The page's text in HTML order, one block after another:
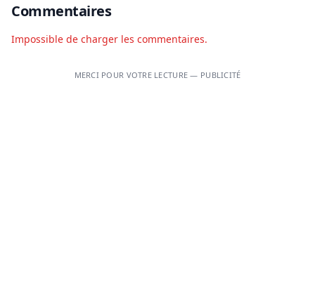
Commentaires
Impossible de charger les commentaires.
MERCI POUR VOTRE LECTURE — PUBLICITÉ